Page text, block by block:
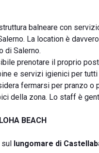
balneare con
La location è
di Salerno.
prenotare il proprio
e servizi igienici per
fermarsi per pranzo o
della zona. Lo staff è
BEACH
sul lungomare di